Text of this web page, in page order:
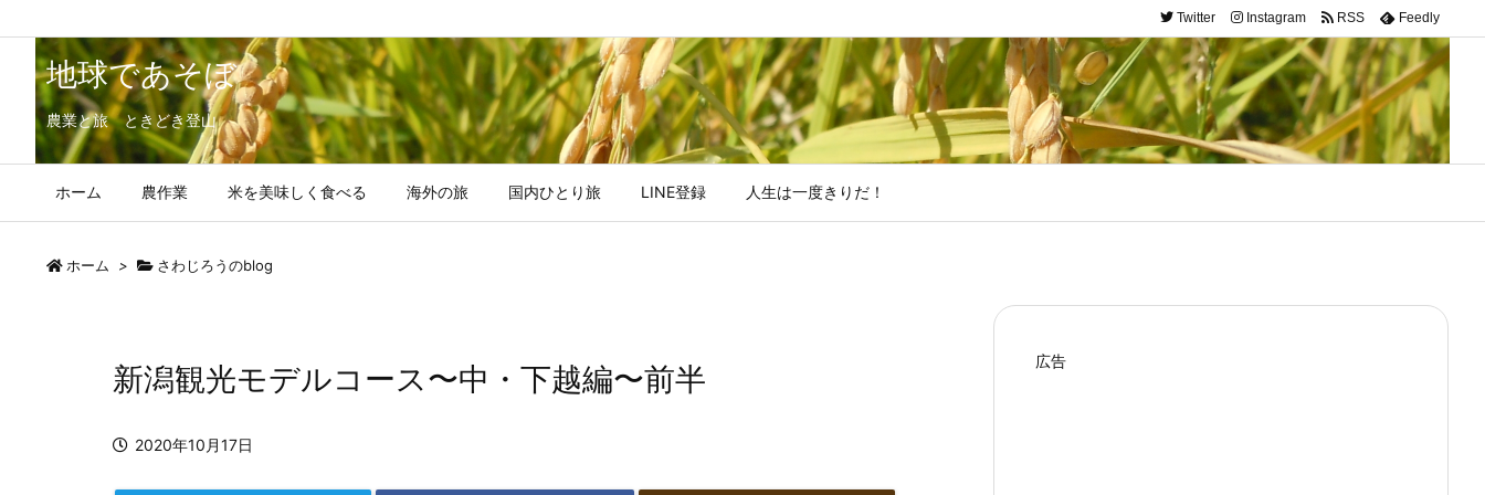
地球であそぼ
農業と旅 ときどき登山
ホーム 農作業 米を美味しく食べる 海外の旅 国内ひとり旅 LINE登録 人生は一度きりだ！
Twitter Instagram RSS Feedly
ホーム > さわじろうのblog
新潟観光モデルコース〜中・下越編〜前半
2020年10月17日
広告